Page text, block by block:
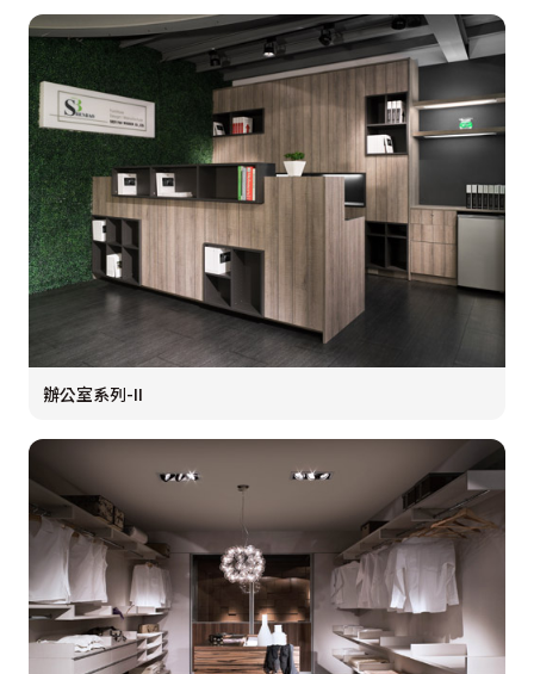
辦公室系列-II